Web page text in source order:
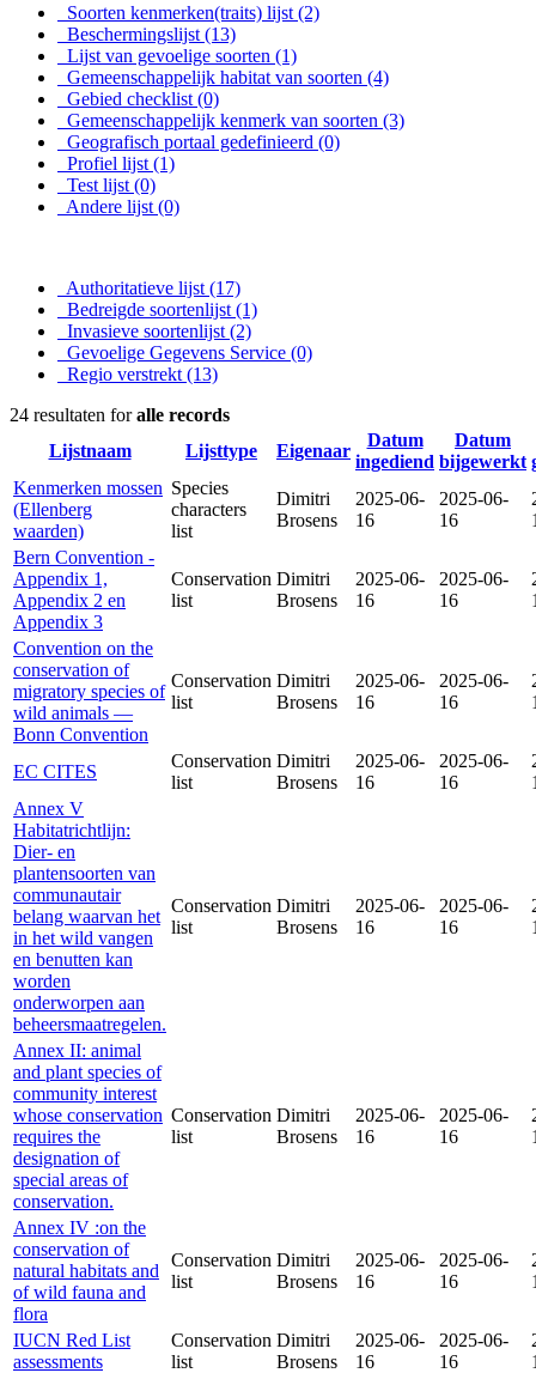
Soorten kenmerken(traits) lijst (2)
Beschermingslijst (13)
Lijst van gevoelige soorten (1)
Gemeenschappelijk habitat van soorten (4)
Gebied checklist (0)
Gemeenschappelijk kenmerk van soorten (3)
Geografisch portaal gedefinieerd (0)
Profiel lijst (1)
Test lijst (0)
Andere lijst (0)
Authoritatieve lijst (17)
Bedreigde soortenlijst (1)
Invasieve soortenlijst (2)
Gevoelige Gegevens Service (0)
Regio verstrekt (13)
24 resultaten foralle records
Lijstnaam
Lijsttype Eigenaar
Datum
ingediend
Datum
bijgewerkt
Kenmerken mossen
(Ellenberg
waarden)
Species
characters
list
Dimitri
Brosens
2025-06-
16
2025-06-
16
Bern Convention -
Appendix 1,
Appendix 2 en
Appendix 3
Conservation
list
Dimitri
Brosens
2025-06-
16
2025-06-
16
Convention on the
conservation of
migratory species of
wild animals —
Bonn Convention
Conservation
list
Dimitri
Brosens
2025-06-
16
2025-06-
16
EC CITES
Conservation
list
Dimitri
Brosens
2025-06-
16
2025-06-
16
Annex V
Habitatrichtlijn:
Dier- en
plantensoorten van
communautair
belang waarvan het
in het wild vangen
en benutten kan
worden
onderworpen aan
beheersmaatregelen.
Conservation
list
Dimitri
Brosens
2025-06-
16
2025-06-
16
Annex II: animal
and plant species of
community interest
whose conservation
requires the
designation of
special areas of
conservation.
Conservation
list
Dimitri
Brosens
2025-06-
16
2025-06-
16
Annex IV :on the
conservation of
natural habitats and
of wild fauna and
flora
Conservation
list
Dimitri
Brosens
2025-06-
16
2025-06-
16
IUCN Red List
assessments
Conservation
list
Dimitri
Brosens
2025-06-
16
2025-06-
16